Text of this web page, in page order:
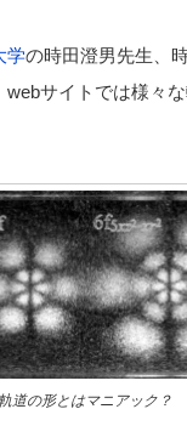
学の時田澄男先生、
サイトでは様々
道の形とはマニアック？